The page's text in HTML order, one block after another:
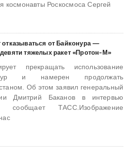
космонавты Роскосмоса Сергей
от Байконура —
тяжелых ракет «Протон-М»
прекращать использование
и намерен продолжать
Об этом заявил генеральный
Дмитрий Баканов в интервью
сообщает ТАСС.Изображение